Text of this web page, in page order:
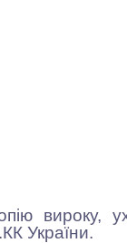
України.